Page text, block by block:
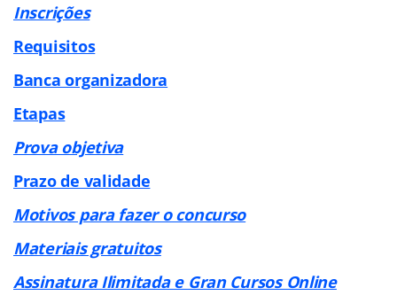
Inscrições
Requisitos
Banca organizadora
Etapas
Prova objetiva
Prazo de validade
Motivos para fazer o concurso
Materiais gratuitos
Assinatura Ilimitada e Gran Cursos Online